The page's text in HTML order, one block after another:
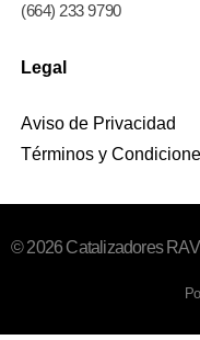
(664) 233 9790
Legal
Aviso de Privacidad
Términos y
© 2026 Catalizadores